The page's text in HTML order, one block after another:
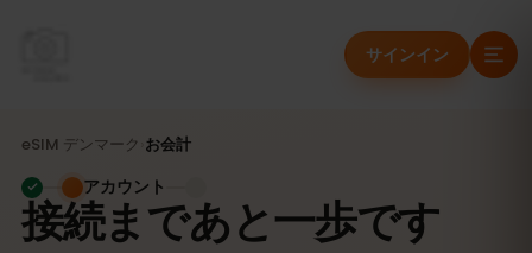
サインイン
eSIM デンマーク お会計
接続まであと一歩です
アカウント